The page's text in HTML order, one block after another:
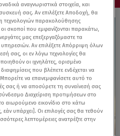
αναγνωριστικά στοιχεία, και
σας. Αν επιλέξετε Αποδοχή, θα
τεχνολογιών παρακολούθησης
σκοποί που εμφανίζονται παρακάτω,
μας επεξεργαζόμαστε τα
Αν επιλέξετε Απόρριψη όλων
σας, οι εν λόγω τεχνολογίες θα
οι ιχνηλάτες, ορισμένο
που βλέπετε ενδέχεται να
να επανεμφανίσετε αυτό το
σας ή να αποσύρετε τη συναίνεσή σας
Διαχείριση προτιμήσεων στο
αιωρούμενο εικονίδιο στο κάτω
εάν υπάρχει]. Οι επιλογές σας θα τεθούν
λεπτομέρειες ανατρέξτε στην